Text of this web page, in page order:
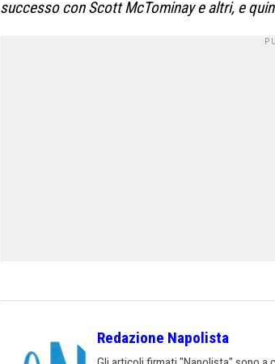
successo con Scott McTominay e altri, e
Redazione Napolista